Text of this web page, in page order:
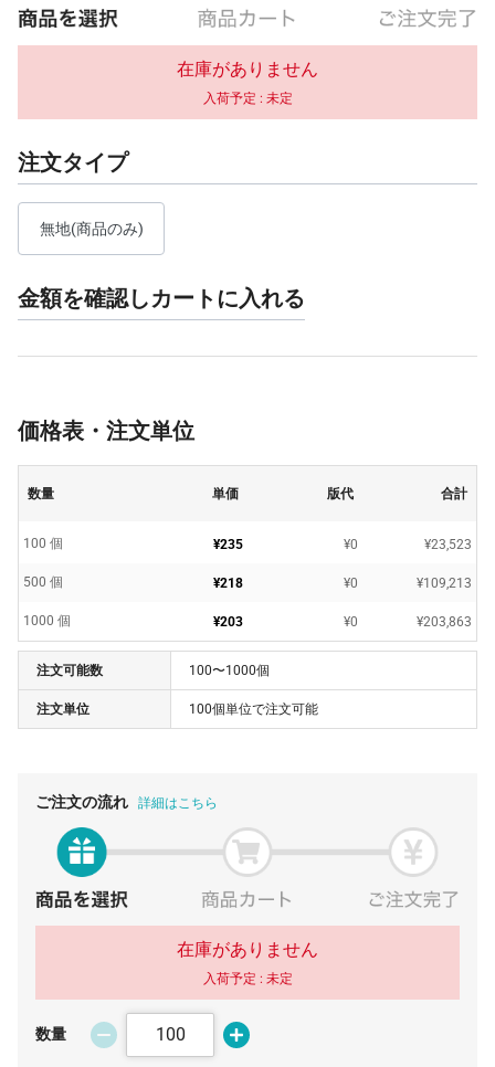
在庫がありません
入荷予定 : 未定
注文タイプ
無地(商品のみ)
金額を確認しカートに入れる
価格表・注文単位
数量 単価 版代 合計
100 個 ¥235 ¥0 ¥23,523
500 個 ¥218 ¥0 ¥109,213
1000 個 ¥203 ¥0 ¥203,863
注文可能数 100〜1000個
注文単位 100個単位で注文可能
ご注文の流れ 詳細はこちら
在庫がありません
入荷予定 : 未定
数量